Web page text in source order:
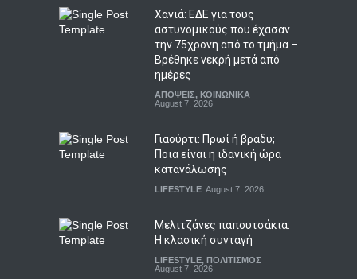
Χανιά: ΕΔΕ για τους
αστυνομικούς που έχασαν
την 75χρονη από το τμήμα –
Βρέθηκε νεκρή μετά από
ημέρες
ΑΠΟΨΕΙΣ, ΚΟΙΝΩΝΙΚΑ
August 7, 2026
Γιαούρτι: Πρωί ή βράδυ;
Ποια είναι η ιδανική ώρα
κατανάλωσης
LIFESTYLE August 7, 2026
Μελιτζάνες παπουτσάκια:
Η κλασική συνταγή
LIFESTYLE, ΠΟΛΙΤΙΣΜΟΣ
August 7, 2026